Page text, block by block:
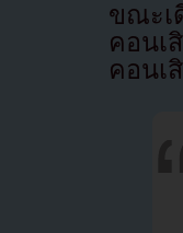
ขณะเ
คอนเ
คอนเ